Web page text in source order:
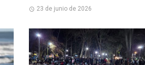
nacionales e
23 de junio de 2026